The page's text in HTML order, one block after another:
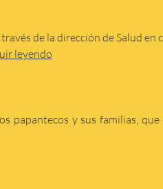
de la dirección de Salud en
leyendo
papantecos y sus familias,